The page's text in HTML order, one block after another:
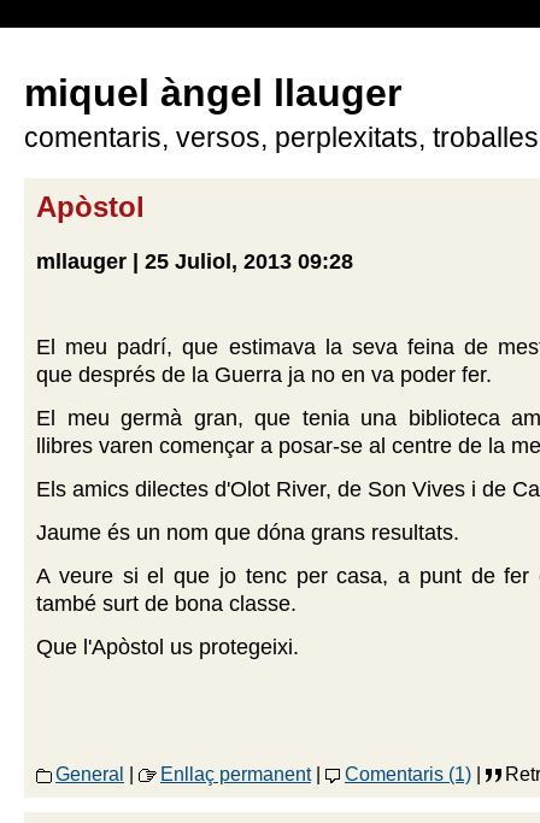
miquel àngel llauger
comentaris, versos, perplexitats, troballes
Apòstol
mllauger | 25 Juliol, 2013 09:28
El meu padrí, que estimava la seva feina de
que després de la Guerra ja no en va poder fer.
El meu germà gran, que tenia una biblioteca
llibres varen començar a posar-se al centre de la
Els amics dilectes d'Olot River, de Son Vives i de
Jaume és un nom que dóna grans resultats.
A veure si el que jo tenc per casa, a punt de fer
també surt de bona classe.
Que l'Apòstol us protegeixi.
General Enllaç permanent| Comentaris (1)